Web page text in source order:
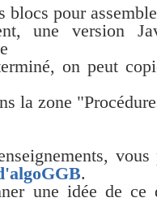
blocs pour
une version
on peut
la zone
.
une idée de